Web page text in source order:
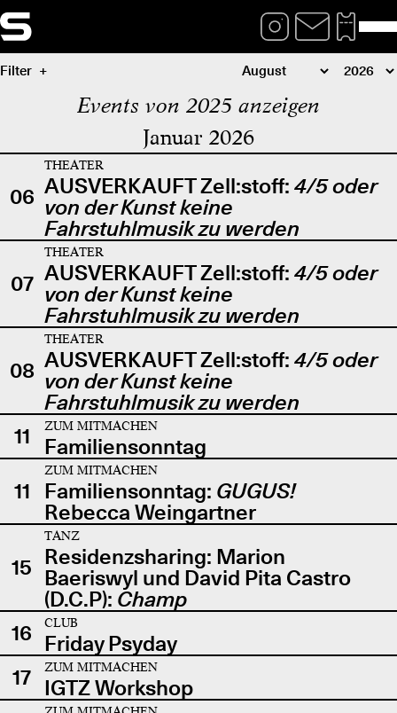
Filter
Events von 2025 anzeigen
Januar 2026
06
THEATER
AUSVERKAUFT Zell:stoff: 4/5 oder
von der Kunst keine
Fahrstuhlmusik zu werden
07
THEATER
AUSVERKAUFT Zell:stoff: 4/5 oder
von der Kunst keine
Fahrstuhlmusik zu werden
08
THEATER
AUSVERKAUFT Zell:stoff: 4/5 oder
von der Kunst keine
Fahrstuhlmusik zu werden
11
ZUM MITMACHEN
Familiensonntag
11
ZUM MITMACHEN
Familiensonntag: GUGUS!
Rebecca Weingartner
15
TANZ
Residenzsharing: Marion
Baeriswyl und David Pita Castro
(D.C.P): Champ
16
CLUB
Friday Psyday
17
ZUM MITMACHEN
IGTZ Workshop